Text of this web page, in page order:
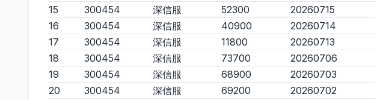
15
300454 深信服 52300
20260715
16
300454 深信服 40900
20260714
17
300454 深信服 11800
20260713
18
300454 深信服 73700
20260706
19
300454 深信服 68900
20260703
20
300454 深信服 69200
20260702